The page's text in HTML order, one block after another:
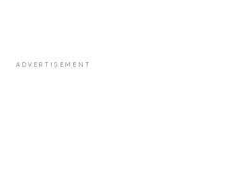
ADVERTISEMENT